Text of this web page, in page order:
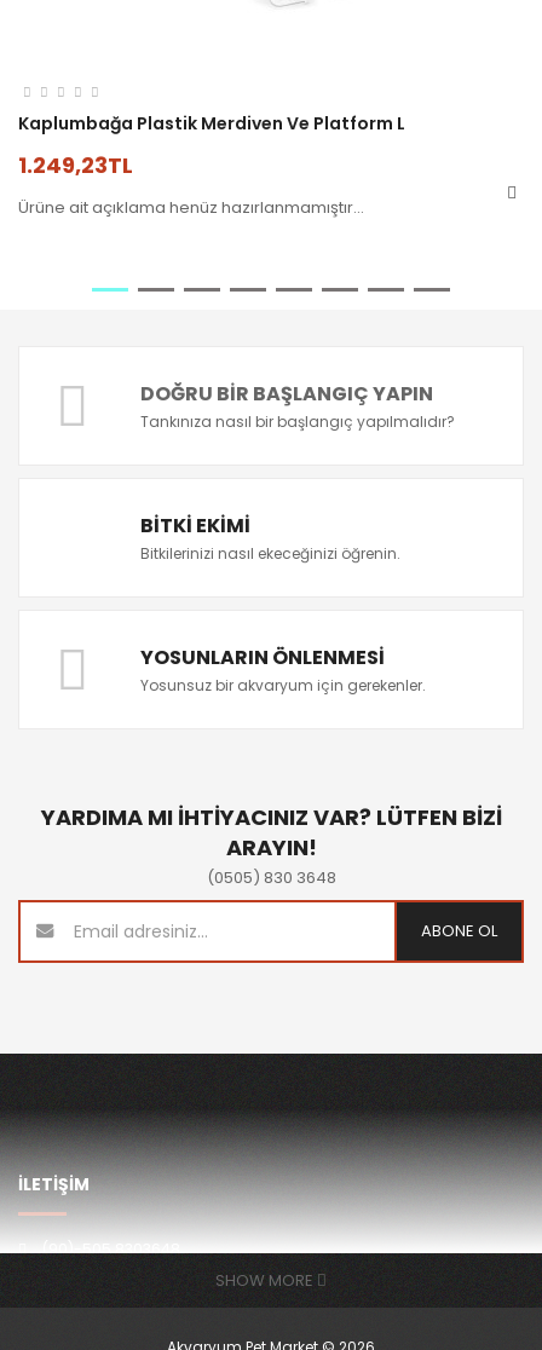
Kaplumbağa Plastik Merdiven Ve Platform L
1.249,23TL
Ürüne ait açıklama henüz hazırlanmamıştır...
DOĞRU BIR BAŞLANGIÇ YAPIN
Tankınıza nasıl bir başlangıç yapılmalıdır?
BITKI EKIMI
Bitkilerinizi nasıl ekeceğinizi öğrenin.
YOSUNLARIN ÖNLENMESI
Yosunsuz bir akvaryum için gerekenler.
YARDIMA MI İHTİYACINIZ VAR? LÜTFEN BİZİ
ARAYIN!
(0505) 830 3648
ABONE OL
İLETİŞİM
(90)-505 8303648
info@akvaryumpetmarket.com
SHOW MORE